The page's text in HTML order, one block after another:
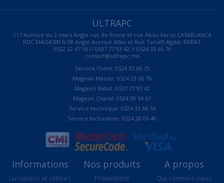
ULTRAPC
117 Avenue du 2 mars Angle rue de Rome et rue Abou Fariss CASABLANCA
RDC MAGASIN N 08 Angle Avenue Atlas et Rue Tansift Agdal, RABAT
0522 22 47 56 // 0537 77 93 42 // 0524 33 66 76
contact@ultrapc.ma
Service Client: 0524 33 66 75
Magasin Massar: 0524 33 66 76
Magasin Rabat: 0537 77 93 42
Magasin Charaf: 0524 30 54 67
Service technique: 0524 33 66 54
Service facturation: 0524 20 06 40
Informations
Livraisons et retours
Nos produits
Promotions
A propos
Qui sommes-nous